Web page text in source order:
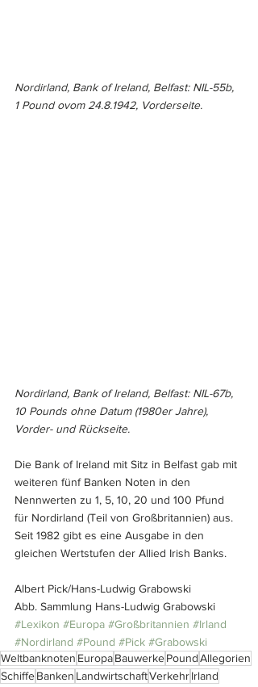
Nordirland, Bank of Ireland, Belfast: NIL-55b,
1 Pound ovom 24.8.1942, Vorderseite.
Nordirland, Bank of Ireland, Belfast: NIL-67b,
10 Pounds ohne Datum (1980er Jahre),
Vorder- und Rückseite.
Die Bank of Ireland mit Sitz in Belfast gab mit
weiteren fünf Banken Noten in den
Nennwerten zu 1, 5, 10, 20 und 100 Pfund
für Nordirland (Teil von Großbritannien) aus.
Seit 1982 gibt es eine Ausgabe in den
gleichen Wertstufen der Allied Irish Banks.
Albert Pick/Hans-Ludwig Grabowski
Abb. Sammlung Hans-Ludwig Grabowski
#Lexikon #Europa #Großbritannien #Irland
#Nordirland #Pound #Pick #Grabowski
Weltbanknoten EuropaBauwerkePoundAllegorien
SchiffeBanken LandwirtschaftVerkehrIrland